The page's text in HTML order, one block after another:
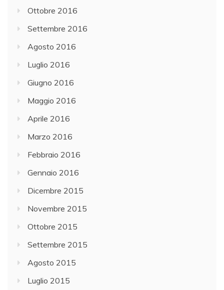
Ottobre 2016
Settembre 2016
Agosto 2016
Luglio 2016
Giugno 2016
Maggio 2016
Aprile 2016
Marzo 2016
Febbraio 2016
Gennaio 2016
Dicembre 2015
Novembre 2015
Ottobre 2015
Settembre 2015
Agosto 2015
Luglio 2015